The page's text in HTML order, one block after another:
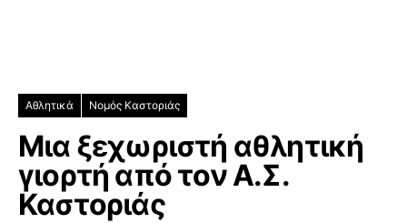
Αθλητικά Νομός Καστοριάς
Μια ξεχωριστή αθλητική
γιορτή από τον Α.Σ.
Καστοριάς